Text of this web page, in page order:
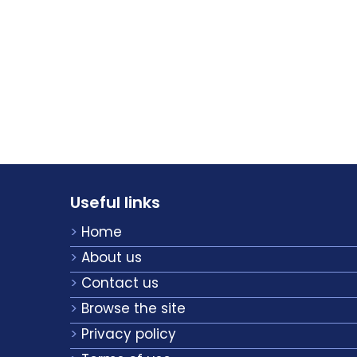
Useful links
Home
About us
Contact us
Browse the site
Privacy policy